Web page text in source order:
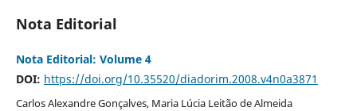
Nota Editorial
Nota Editorial: Volume 4
DOI: https://doi.org/10.35520/diadorim.2008.v4n0a3871
Carlos Alexandre Gonçalves, Maria Lúcia Leitão de Almeida